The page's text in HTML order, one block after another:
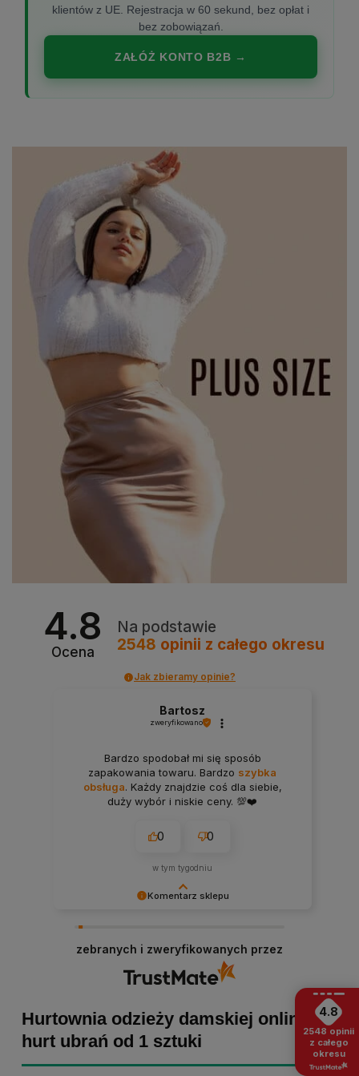
klientów z UE. Rejestracja w 60 sekund, bez opłat i
bez zobowiązań.
ZAŁÓŻ KONTO B2B →
4.8
Ocena
Na podstawie
2548 opinii z całego okresu
Jak zbieramy opinie?
Komentarz sklepu
tym bardziej cieszymy się, że zakup przebiegł
pomyślnie. Obiecujemy utrzymać dobrą passę -
zapraszamy ponownie! :)
Bartosz
zweryfikowano
Bardzo spodobał mi się sposób
zapakowania towaru. Bardzo szybka
obsługa. Każdy znajdzie coś dla siebie,
duży wybór i niskie ceny. 💯❤️
0 0
w tym tygodniu
zebranych i zweryfikowanych przez
Hurtownia odzieży damskiej online -
hurt ubrań od 1 sztuki
4.8
2548 opinii
z całego
okresu